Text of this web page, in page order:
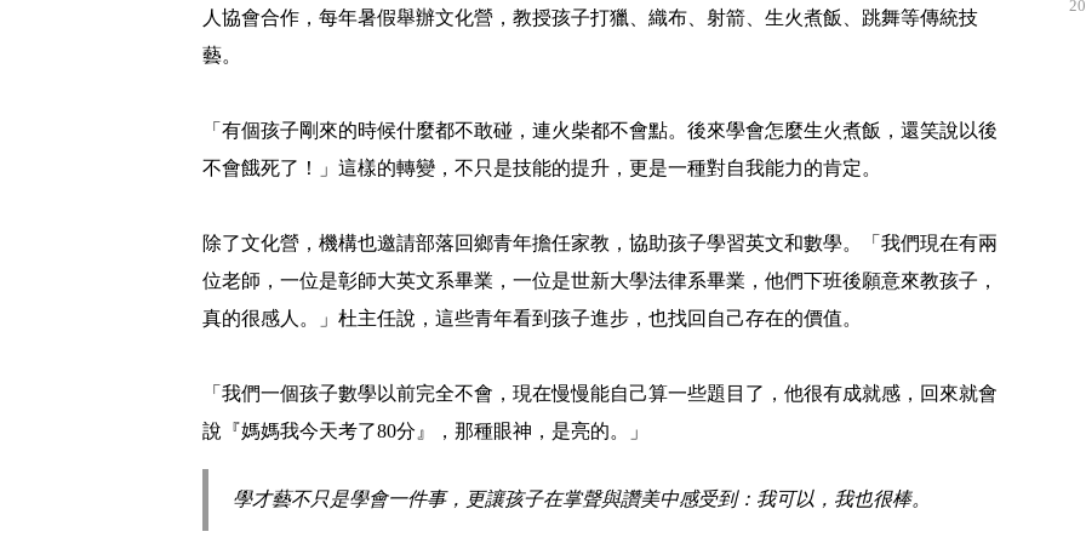
人協會合作，每年暑假舉辦文化營，教授孩子打獵、織布、射箭、生火煮飯、跳舞等傳統技
藝。
「有個孩子剛來的時候什麼都不敢碰，連火柴都不會點。後來學會怎麼生火煮飯，還笑說以後
不會餓死了！」這樣的轉變，不只是技能的提升，更是一種對自我能力的肯定。
除了文化營，機構也邀請部落回鄉青年擔任家教，協助孩子學習英文和數學。「我們現在有兩
位老師，一位是彰師大英文系畢業，一位是世新大學法律系畢業，他們下班後願意來教孩子，
真的很感人。」杜主任說，這些青年看到孩子進步，也找回自己存在的價值。
「我們一個孩子數學以前完全不會，現在慢慢能自己算一些題目了，他很有成就感，回來就會
說『媽媽我今天考了80分』，那種眼神，是亮的。」
學才藝不只是學會一件事，更讓孩子在掌聲與讚美中感受到：我可以，我也很棒。